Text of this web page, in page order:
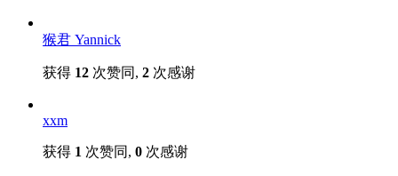
猴君 Yannick
获得 12 次赞同, 2 次感谢
xxm
获得 1 次赞同, 0 次感谢